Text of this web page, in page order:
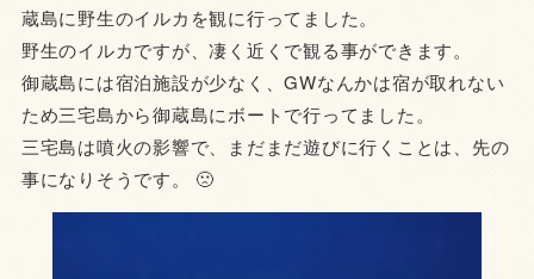
蔵島に野生のイルカを観に行ってました。
野生のイルカですが、凄く近くで観る事ができます。
御蔵島には宿泊施設が少なく、GWなんかは宿が取れない
ため三宅島から御蔵島にボートで行ってました。
三宅島は噴火の影響で、まだまだ遊びに行くことは、先の
事になりそうです。 🙁